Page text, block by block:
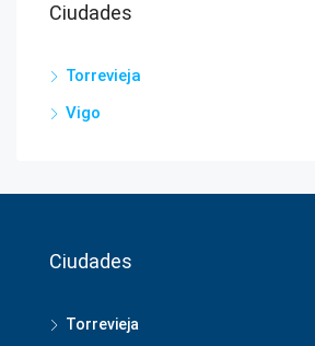
Ciudades
Torrevieja
Vigo
Ciudades
Torrevieja